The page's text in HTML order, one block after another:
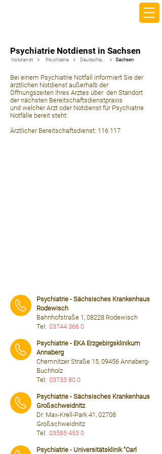
Psychiatrie Notdienst in Sachsen
Notdienst Psychiatrie Sachsen
Bei einem Psychiatrie Notfall informiert Sie der
ärztlichen Notdienst außerhalb der
Öffnungszeiten Ihres Arztes über den Standort
der nächsten Bereitschaftsdienstpraxis
und welcher Arzt oder Notdienst für Psychiatrie
Notfälle bereit steht:
Ärztlicher Bereitschaftsdienst: 116 117
Psychiatrie - Sächsisches Krankenhaus
Rodewisch
Bahnhofstraße 1, 08228 Rodewisch
Tel: 03744 366 0
Psychiatrie - EKA Erzgebirgsklinikum
Annaberg
Chemnitzer Straße 15, 09456 Annaberg-
Buchholz
Tel: 03733 80 0
Psychiatrie - Sächsisches Krankenhaus
Großschweidnitz
Dr. Max-Krell-Park 41, 02708
Großschweidnitz
Tel: 03585 453 0
Psychiatrie - Universitätsklinik "Carl